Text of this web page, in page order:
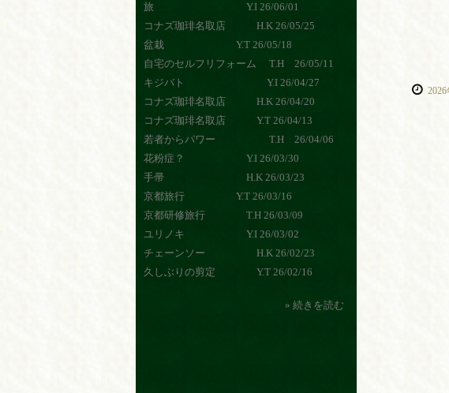
2026
旅 Y.I 26/06/01
コナズ珈琲名取店 H.K 26/05/25
盆栽 Y.T 26/05/18
自宅のセルフリフォーム T.H 26/05/11
キジバト Y.I 26/04/27
コナズ珈琲名取店 H.K 26/04/20
コナズ珈琲名取店 Y.T 26/04/13
若者からパワー T.H 26/04/06
花粉症？ Y.I 26/03/30
手帚 H.K 26/03/23
京都旅行 Y.T 26/03/16
京都研修旅行 T.H 26/03/09
ユリノキ Y.I 26/03/02
チェーンソー H.K 26/02/23
久しぶりの剪定 Y.T 26/02/16
» 続きを読む